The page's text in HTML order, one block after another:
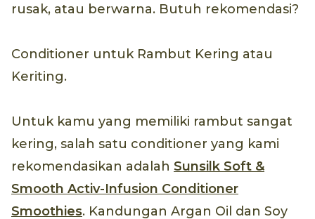
rusak, atau berwarna. Butuh rekomendasi?
Conditioner untuk Rambut Kering atau
Keriting.
Untuk kamu yang memiliki rambut sangat
kering, salah satu conditioner yang kami
rekomendasikan adalah Sunsilk Soft &
Smooth Activ-Infusion Conditioner
Smoothies. Kandungan Argan Oil dan Soy